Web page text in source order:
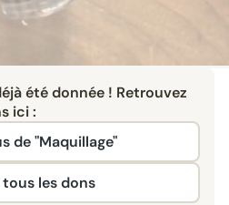
été donnée ! Retrouvez
ici :
de "Maquillage"
tous les dons